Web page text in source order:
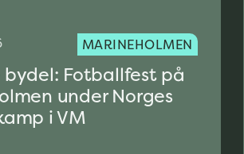
MARINEHOLMEN
bydel: Fotballfest på
under Norges
i VM